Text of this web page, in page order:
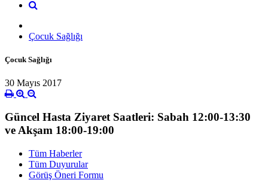
Çocuk Sağlığı
Çocuk Sağlığı
30 Mayıs 2017
Güncel Hasta Ziyaret Saatleri: Sabah 12:00-13:30
ve Akşam 18:00-19:00
Tüm Haberler
Tüm Duyurular
Görüş Öneri Formu